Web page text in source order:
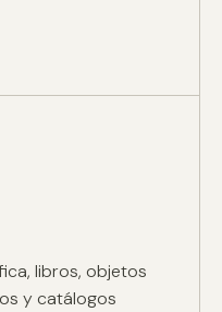
libros, objetos
y catálogos